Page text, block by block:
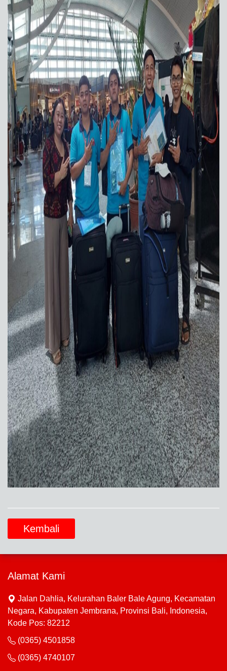
Kembali
Alamat Kami
Jalan Dahlia, Kelurahan Baler Bale Agung, Kecamatan
Negara, Kabupaten Jembrana, Provinsi Bali, Indonesia,
Kode Pos: 82212
(0365) 4501858
(0365) 4740107